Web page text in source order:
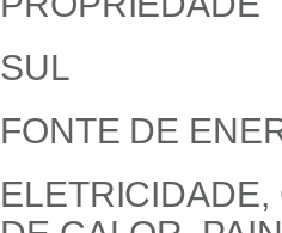
SUL
FONTE DE
ELETRICIDADE,